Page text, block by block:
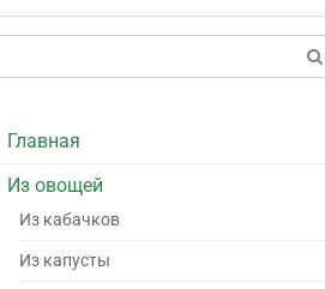
Главная
Из овощей
Из кабачков
Из капусты